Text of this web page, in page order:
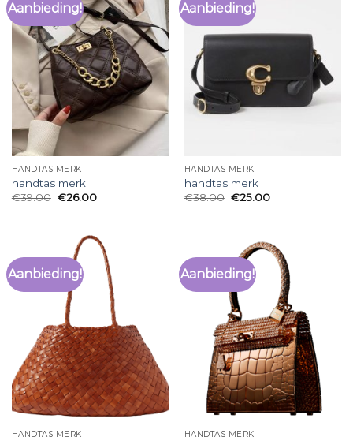
Aanbieding!
HANDTAS MERK
handtas merk
€39.00 €26.00
Aanbieding!
HANDTAS MERK
handtas merk
€38.00 €25.00
Aanbieding!
HANDTAS MERK
Aanbieding!
HANDTAS MERK